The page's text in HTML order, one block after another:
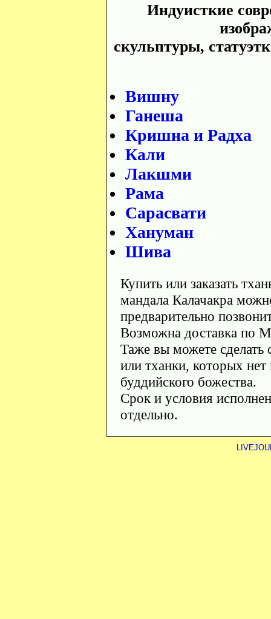
Индуисткие
скульптуры,
Вишну
Ганеша
Кришна и Радха
Кали
Лакшми
Рама
Сарасвати
Хануман
Шива
Купить или заказать
мандала Калачакра
предварительно
Возможна доставка по
Таже вы можете сделать
или тханки, которых
буддийского божества.
Срок и условия
отдельно.